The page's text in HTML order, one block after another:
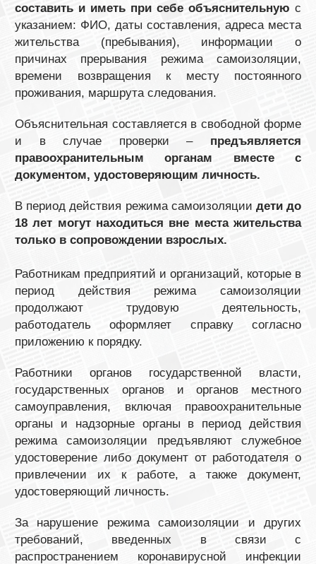
составить и иметь при себе объяснительную с
указанием: ФИО, даты составления, адреса места
жительства (пребывания), информации о
причинах прерывания режима самоизоляции,
времени возвращения к месту постоянного
проживания, маршрута следования.
Объяснительная составляется в свободной форме
и в случае проверки – предъявляется
правоохранительным органам вместе с
документом, удостоверяющим личность.
В период действия режима самоизоляции дети до
18 лет могут находиться вне места жительства
только в сопровождении взрослых.
Работникам предприятий и организаций, которые в
период действия режима самоизоляции
продолжают трудовую деятельность,
работодатель оформляет справку согласно
приложению к порядку.
Работники органов государственной власти,
государственных органов и органов местного
самоуправления, включая правоохранительные
органы и надзорные органы в период действия
режима самоизоляции предъявляют служебное
удостоверение либо документ от работодателя о
привлечении их к работе, а также документ,
удостоверяющий личность.
За нарушение режима самоизоляции и других
требований, введенных в связи с
распространением коронавирусной инфекции